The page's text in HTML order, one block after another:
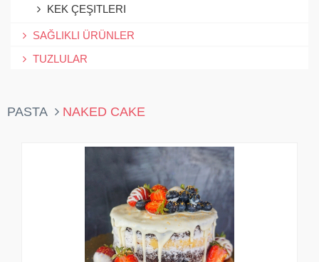
KEK ÇEŞITLERI
SAĞLIKLI ÜRÜNLER
TUZLULAR
PASTA NAKED CAKE